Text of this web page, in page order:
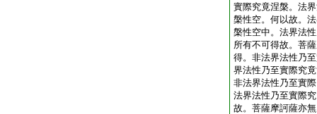
實際究竟涅槃。法
槃性空。何以故。
槃性空中。法界法
所有不可得故。菩
得。非法界法性乃
界法性乃至實際究
非法界法性乃至實
法界法性乃至實際
故。菩薩摩訶薩亦